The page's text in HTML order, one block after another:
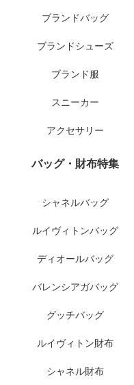
ブランドバッグ
ブランドシューズ
ブランド服
スニーカー
アクセサリー
バッグ・財布特集
シャネルバッグ
ルイヴィトンバッグ
ディオールバッグ
バレンシアガバッグ
グッチバッグ
ルイヴィトン財布
シャネル財布